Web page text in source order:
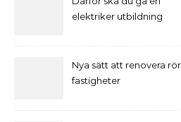
elektriker utbildning
Nya sätt att renovera
fastigheter